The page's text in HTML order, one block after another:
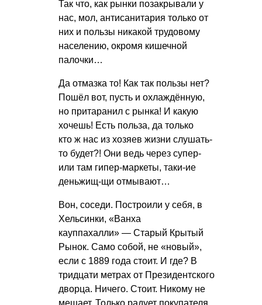
Так что, как рынки позакрывали у
нас, мол, антисанитария только от
них и пользы никакой трудовому
населению, окромя кишечной
палочки…
Да отмазка то! Как так пользы нет?
Пошёл вот, пусть и охлаждённую,
но притаранил с рынка! И какую
хочешь! Есть польза, да только
кто ж нас из хозяев жизни слушать-
то будет?! Они ведь через супер-
или там гипер-маркеты, таки-ие
деньжищ-щи отмывают…
Вон, соседи. Построили у себя, в
Хельсинки, «Ванха
кауппахалли» — Старый Крытый
Рынок. Само собой, не «новый»,
если с 1889 года стоит. И где? В
тридцати метрах от Президентского
дворца. Ничего. Стоит. Никому не
мешает. Только радует покупателя